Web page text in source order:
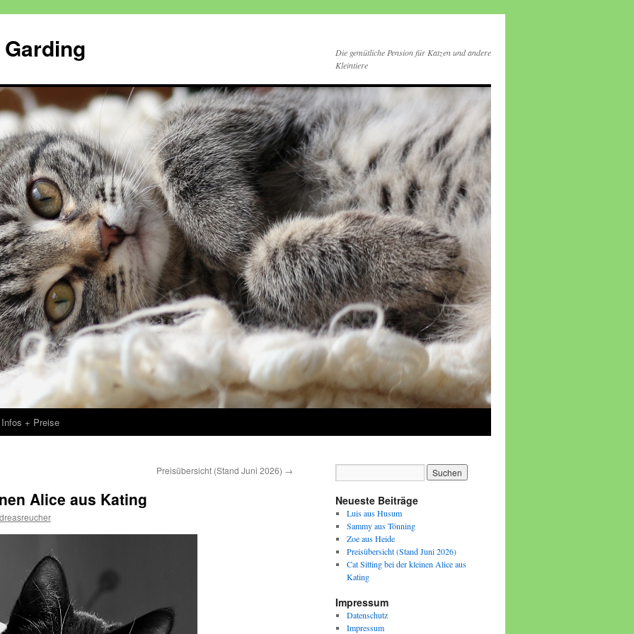
Die gemütliche Pension für Katzen und andere
Kleintiere
Infos + Preise
Preisübersicht (Stand Juni 2026) →
Alice aus Kating Neueste Beiträge
Luis aus Husum
Sammy aus Tönning
Zoe aus Heide
Preisübersicht (Stand Juni 2026)
Cat Sitting bei der kleinen Alice aus
Kating
Impressum
Datenschutz
Impressum